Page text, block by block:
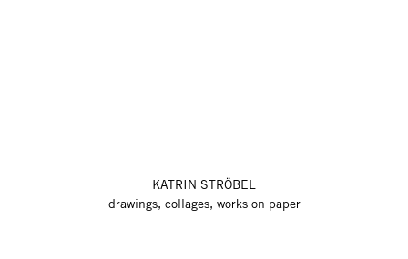
KATRIN STRÖBEL
drawings, collages, works on paper